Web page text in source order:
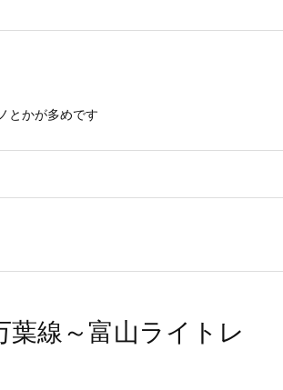
とかが多めです
線～富山ライトレ